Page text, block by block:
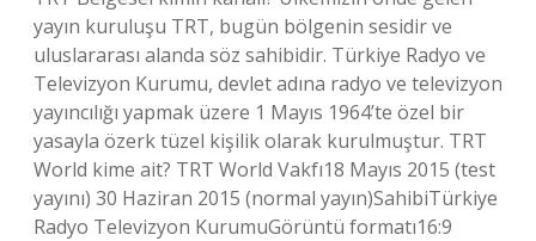
yayın kuruluşu TRT, bugün bölgenin sesidir ve
uluslararası alanda söz sahibidir. Türkiye Radyo ve
Televizyon Kurumu, devlet adına radyo ve televizyon
yayıncılığı yapmak üzere 1 Mayıs 1964’te özel bir
yasayla özerk tüzel kişilik olarak kurulmuştur. TRT
World kime ait? TRT World Vakfı18 Mayıs 2015 (test
yayını) 30 Haziran 2015 (normal yayın)SahibiTürkiye
Radyo Televizyon KurumuGörüntü formatı16:9